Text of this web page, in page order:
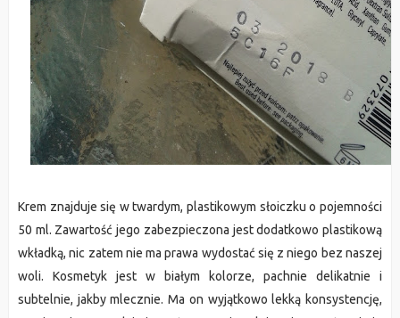
Krem znajduje się w twardym, plastikowym słoiczku o pojemności
50 ml. Zawartość jego zabezpieczona jest dodatkowo plastikową
wkładką, nic zatem nie ma prawa wydostać się z niego bez naszej
woli. Kosmetyk jest w białym kolorze, pachnie delikatnie i
subtelnie, jakby mlecznie. Ma on wyjątkowo lekką konsystencję,